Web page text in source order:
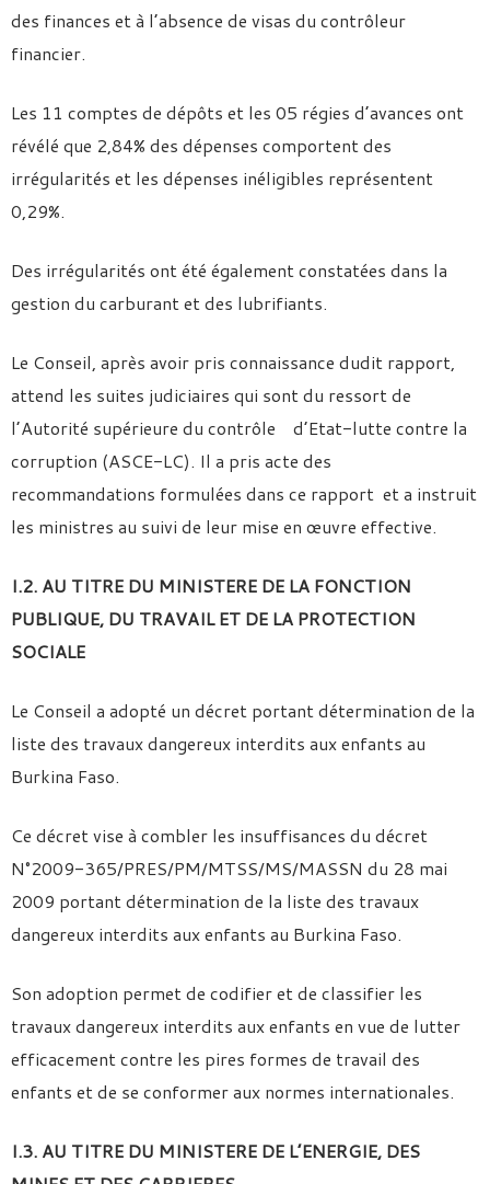
des finances et à l’absence de visas du contrôleur
financier.
Les 11 comptes de dépôts et les 05 régies d’avances ont
révélé que 2,84% des dépenses comportent des
irrégularités et les dépenses inéligibles représentent
0,29%.
Des irrégularités ont été également constatées dans la
gestion du carburant et des lubrifiants.
Le Conseil, après avoir pris connaissance dudit rapport,
attend les suites judiciaires qui sont du ressort de
l’Autorité supérieure du contrôle d’Etat-lutte contre la
corruption (ASCE-LC). Il a pris acte des
recommandations formulées dans ce rapport et a instruit
les ministres au suivi de leur mise en œuvre effective.
I.2. AU TITRE DU MINISTERE DE LA FONCTION
PUBLIQUE, DU TRAVAIL ET DE LA PROTECTION
SOCIALE
Le Conseil a adopté un décret portant détermination de la
liste des travaux dangereux interdits aux enfants au
Burkina Faso.
Ce décret vise à combler les insuffisances du décret
N°2009-365/PRES/PM/MTSS/MS/MASSN du 28 mai
2009 portant détermination de la liste des travaux
dangereux interdits aux enfants au Burkina Faso.
Son adoption permet de codifier et de classifier les
travaux dangereux interdits aux enfants en vue de lutter
efficacement contre les pires formes de travail des
enfants et de se conformer aux normes internationales.
I.3. AU TITRE DU MINISTERE DE L’ENERGIE, DES